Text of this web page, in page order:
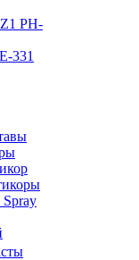
PH-
331